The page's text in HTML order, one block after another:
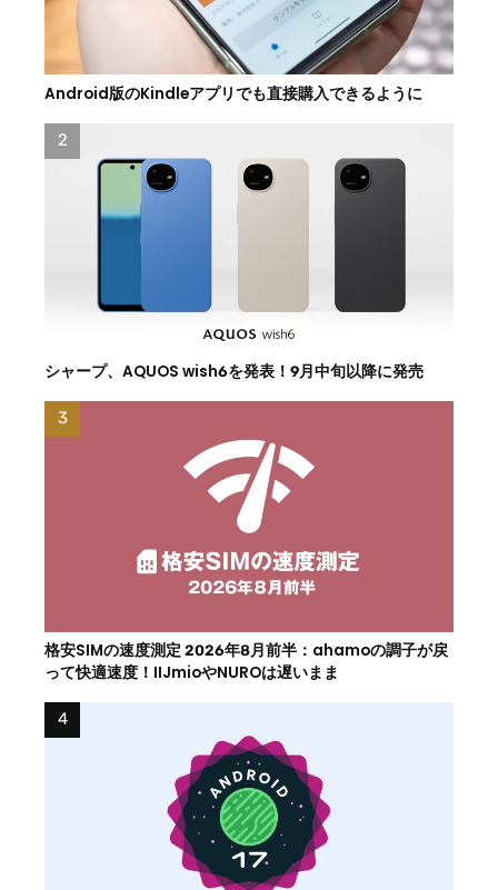
Android版のKindleアプリでも直接購入できるように
シャープ、AQUOS wish6を発表！9月中旬以降に発売
格安SIMの速度測定 2026年8月前半：ahamoの調子が戻
って快適速度！IIJmioやNUROは遅いまま